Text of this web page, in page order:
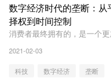
数字经济时代的垄断：
择权到时间控制
消费者最终拥有的，是一个
2021-02-03
科技 数字经济 垄断